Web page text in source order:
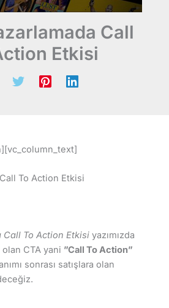
Call
Etkisi
To Action Etkisi
To Action Etkisiyazımızda
CTA yani ”Call To Action”
sonrası satışlara olan